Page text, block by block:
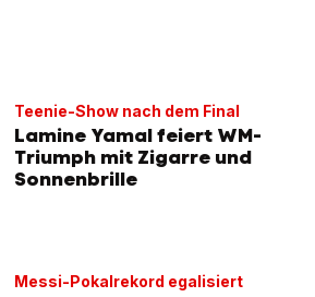
Teenie-Show nach dem Final
Lamine Yamal feiert WM-
Triumph mit Zigarre und
Sonnenbrille
Messi-Pokalrekord egalisiert